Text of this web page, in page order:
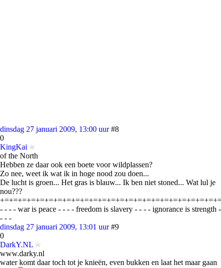
dinsdag 27 januari 2009, 13:00 uur #8
0
KingKai
of the North
Hebben ze daar ook een boete voor wildplassen?
Zo nee, weet ik wat ik in hoge nood zou doen...
De lucht is groen... Het gras is blauw... Ik ben niet stoned... Wat lul je
nou???
- - - - war is peace - - - - freedom is slavery - - - - ignorance is strength -
- - -
dinsdag 27 januari 2009, 13:01 uur #9
0
DarkY.NL
www.darky.nl
water komt daar toch tot je knieën, even bukken en laat het maar gaan